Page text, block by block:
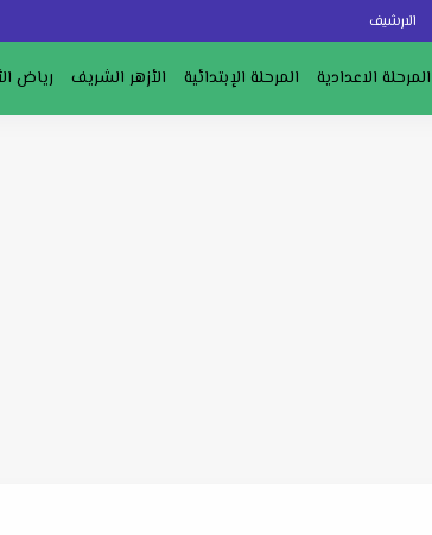
الارشيف
المرحلة الاعدادية المرحلة الإبتدائية الأزهر الشريف رياض